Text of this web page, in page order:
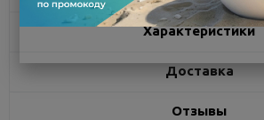
Характеристики
Доставка
Отзывы